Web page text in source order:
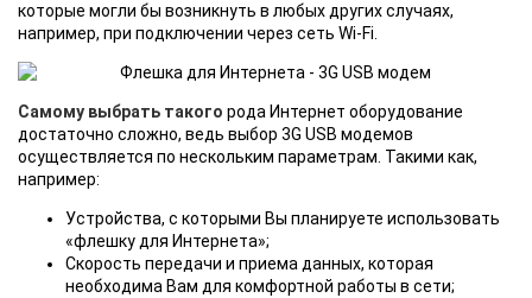
которые могли бы возникнуть в любых других случаях,
например, при подключении через сеть Wi-Fi.
Самому выбрать такого рода Интернет оборудование
достаточно сложно, ведь выбор 3G USB модемов
осуществляется по нескольким параметрам. Такими как,
например:
Устройства, с которыми Вы планируете использовать
«флешку для Интернета»;
Скорость передачи и приема данных, которая
необходима Вам для комфортной работы в сети;